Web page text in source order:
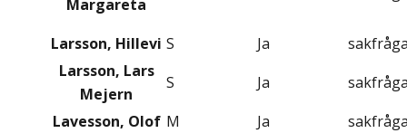
Margareta
Larsson, Hillevi S Ja
Larsson, Lars
Mejern
S Ja
Lavesson, Olof M Ja